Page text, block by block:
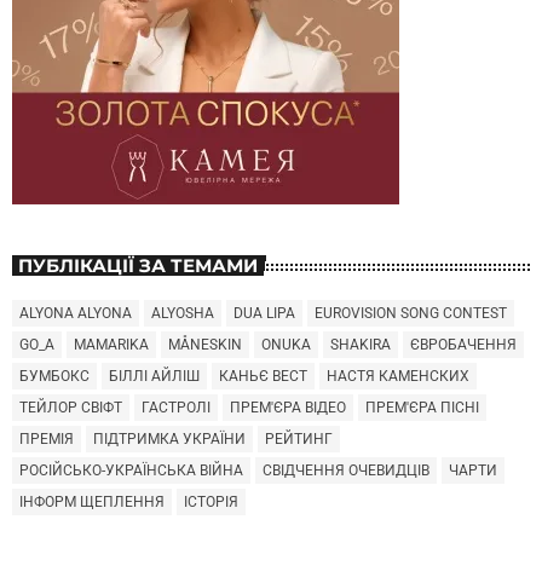
ПУБЛІКАЦІЇ ЗА ТЕМАМИ
ALYONA ALYONA ALYOSHA DUA LIPA
EUROVISION SONG CONTEST
GO_A
MAMARIKA MÅNESKIN ONUKA SHAKIRA
ЄВРОБАЧЕННЯ
БУМБОКС
БІЛЛІ АЙЛІШ КАНЬЄ ВЕСТ
НАСТЯ КАМЕНСКИХ
ТЕЙЛОР СВІФТ
ГАСТРОЛІ ПРЕМ'ЄРА ВІДЕО
ПРЕМ'ЄРА ПІСНІ
ПРЕМІЯ
ПІДТРИМКА УКРАЇНИ
РЕЙТИНГ
РОСІЙСЬКО-УКРАЇНСЬКА ВІЙНА
СВІДЧЕННЯ ОЧЕВИДЦІВ
ЧАРТИ
ІНФОРМ ЩЕПЛЕННЯ
ІСТОРІЯ